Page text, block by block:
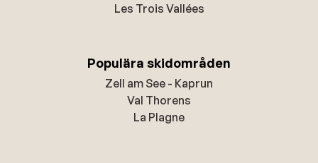
Les Trois Vallées
Populära skidområden
Zell am See - Kaprun
Val Thorens
La Plagne